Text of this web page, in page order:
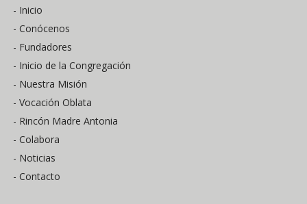
- Inicio
- Conócenos
- Fundadores
- Inicio de la Congregación
- Nuestra Misión
- Vocación Oblata
- Rincón Madre Antonia
- Colabora
- Noticias
- Contacto